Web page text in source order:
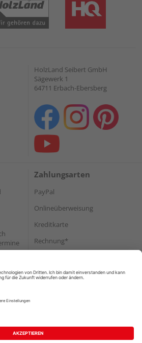
HolzLand Seibert GmbH
Sägewerk 1
64711 Erbach-Ebersberg
Zahlungsarten
PayPal
Onlineüberweisung
Kreditkarte
Rechnung*
Versand
Widerruf
Datenschutz